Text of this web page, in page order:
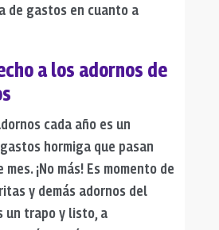
de gastos en cuanto a
a los adornos de
cada año es un
gastos hormiga que pasan
¡No más! Es momento de
y demás adornos del
un trapo y listo, a